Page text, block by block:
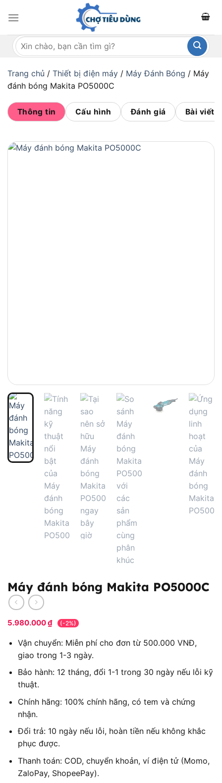
qua
dungTìm
kiếm:
Trang chủ / Thiết bị điện máy / Máy Đánh Bóng / Máy
đánh bóng Makita PO5000C
Thông tin Cấu hình Đánh giá Bài viết
Máy đánh bóng Makita PO5000C
5.980.000₫ (-2%)
Vận chuyển: Miễn phí cho đơn từ 500.000 VNĐ,
giao trong 1-3 ngày.
Bảo hành: 12 tháng, đổi 1-1 trong 30 ngày nếu lỗi kỹ
thuật.
Chính hãng: 100% chính hãng, có tem và chứng
nhận.
Đổi trả: 10 ngày nếu lỗi, hoàn tiền nếu không khắc
phục được.
Thanh toán: COD, chuyển khoản, ví điện tử (Momo,
ZaloPay, ShopeePay).